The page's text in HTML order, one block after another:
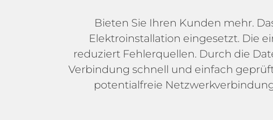
Bieten Sie Ihren Kunden mehr.
Elektroinstallation eingesetzt. Die
reduziert Fehlerquellen. Durch die
Verbindung schnell und einfach
potentialfreie